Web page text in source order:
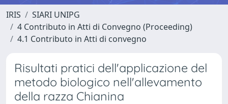
IRIS
SIARI UNIPG
4 Contributo in Atti di Convegno (Proceeding)
4.1 Contributo in Atti di convegno
Risultati pratici dell'applicazione del
metodo biologico nell'allevamento
della razza Chianina